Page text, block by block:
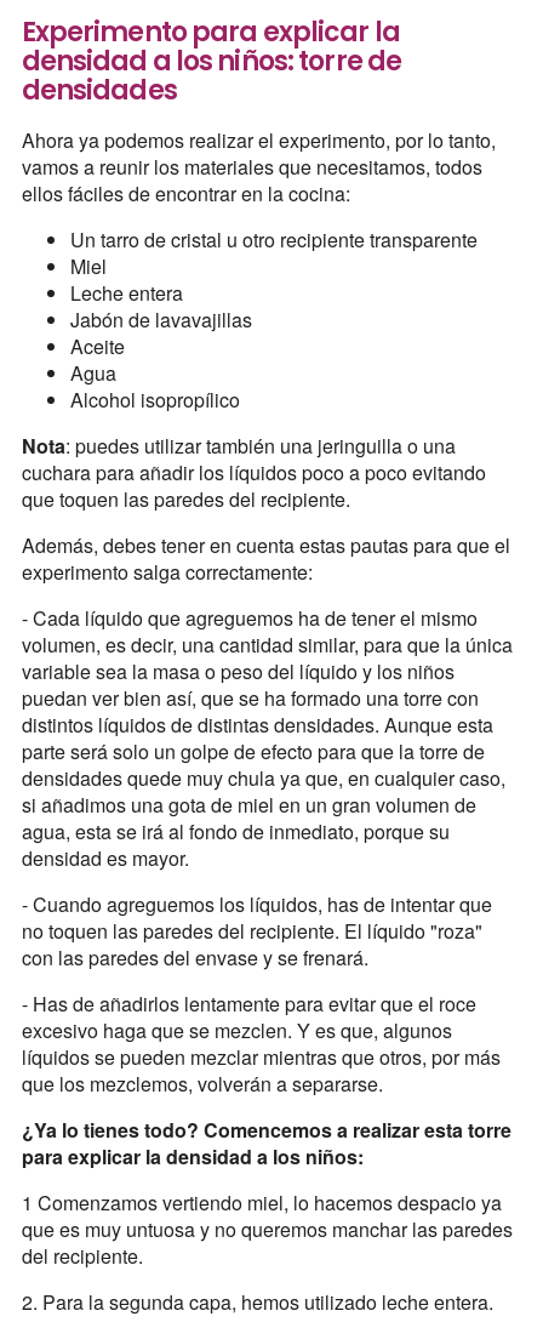
Experimento para explicar la
densidad a los niños: torre de
densidades
Ahora ya podemos realizar el experimento, por lo tanto,
vamos a reunir los materiales que necesitamos, todos
ellos fáciles de encontrar en la cocina:
Un tarro de cristal u otro recipiente transparente
Miel
Leche entera
Jabón de lavavajillas
Aceite
Agua
Alcohol isopropílico
Nota: puedes utilizar también una jeringuilla o una
cuchara para añadir los líquidos poco a poco evitando
que toquen las paredes del recipiente.
Además, debes tener en cuenta estas pautas para que el
experimento salga correctamente:
- Cada líquido que agreguemos ha de tener el mismo
volumen, es decir, una cantidad similar, para que la única
variable sea la masa o peso del líquido y los niños
puedan ver bien así, que se ha formado una torre con
distintos líquidos de distintas densidades. Aunque esta
parte será solo un golpe de efecto para que la torre de
densidades quede muy chula ya que, en cualquier caso,
si añadimos una gota de miel en un gran volumen de
agua, esta se irá al fondo de inmediato, porque su
densidad es mayor.
- Cuando agreguemos los líquidos, has de intentar que
no toquen las paredes del recipiente. El líquido "roza"
con las paredes del envase y se frenará.
- Has de añadirlos lentamente para evitar que el roce
excesivo haga que se mezclen. Y es que, algunos
líquidos se pueden mezclar mientras que otros, por más
que los mezclemos, volverán a separarse.
¿Ya lo tienes todo? Comencemos a realizar esta torre
para explicar la densidad a los niños:
1 Comenzamos vertiendo miel, lo hacemos despacio ya
que es muy untuosa y no queremos manchar las paredes
del recipiente.
2. Para la segunda capa, hemos utilizado leche entera.